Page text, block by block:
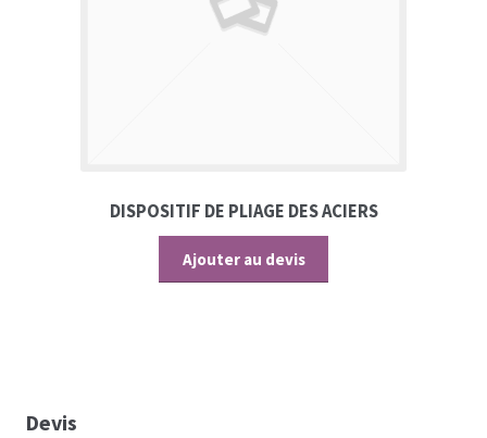
DISPOSITIF DE PLIAGE DES ACIERS
Ajouter au devis
Devis